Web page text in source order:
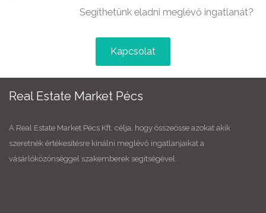
Segíthetünk eladni meglévő ingatlanát?
Kapcsolat
Real Estate Market Pécs
A Real Estate Market Pécs Kft. célja, hogy összeösse azokat akik
szeretnék értékesítésre kínálni meglévő ingatlanjaikat a
vásárlóközönséggel szakemberek segítségével.